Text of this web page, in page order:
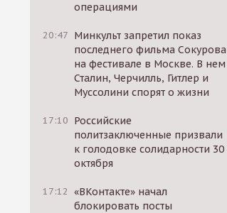
операциями
20:47 Минкульт запретил показ
последнего фильма Сокурова
на фестивале в Москве. В нем
Сталин, Черчилль, Гитлер и
Муссолини спорят о жизни
17:10 Российские
политзаключенные призвали
к голодовке солидарности 30
октября
17:12 «ВКонтакте» начал
блокировать посты